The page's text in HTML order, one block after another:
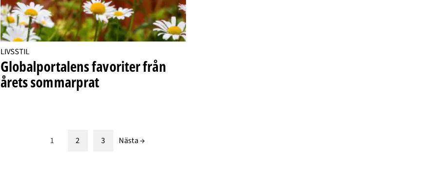
LIVSSTIL
Globalportalens favoriter från
årets sommarprat
1 2 3 Nästa →